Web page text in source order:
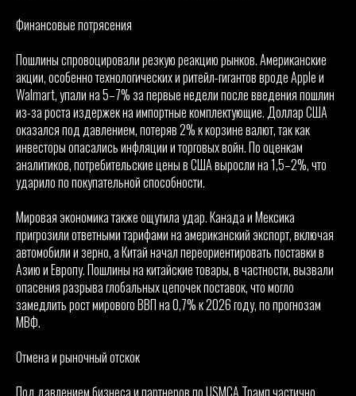
Финансовые потрясения
Пошлины спровоцировали резкую реакцию рынков. Американские
акции, особенно технологических и ритейл-гигантов вроде Apple и
Walmart, упали на 5–7% за первые недели после введения пошлин
из-за роста издержек на импортные комплектующие. Доллар США
оказался под давлением, потеряв 2% к корзине валют, так как
инвесторы опасались инфляции и торговых войн. По оценкам
аналитиков, потребительские цены в США выросли на 1,5–2%, что
ударило по покупательной способности.
Мировая экономика также ощутила удар. Канада и Мексика
пригрозили ответными тарифами на американский экспорт, включая
автомобили и зерно, а Китай начал переориентировать поставки в
Азию и Европу. Пошлины на китайские товары, в частности, вызвали
опасения разрыва глобальных цепочек поставок, что могло
замедлить рост мирового ВВП на 0,7% к 2026 году, по прогнозам
МВФ.
Отмена и рыночный отскок
Под давлением бизнеса и партнеров по USMCA Трамп частично